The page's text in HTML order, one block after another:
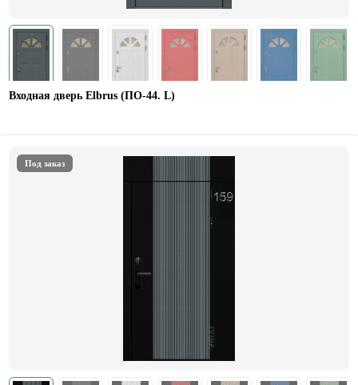
Входная дверь Elbrus (ПО-44. L)
Под заказ